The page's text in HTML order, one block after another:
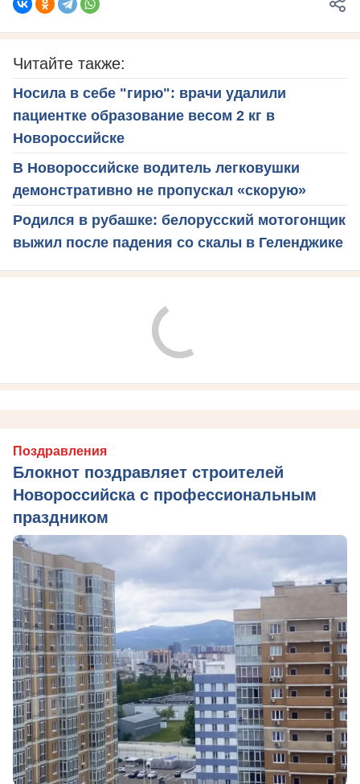
Читайте также:
Носила в себе "гирю": врачи удалили
пациентке образование весом 2 кг в
Новороссийске
В Новороссийске водитель легковушки
демонстративно не пропускал «скорую»
Родился в рубашке: белорусский мотогонщик
выжил после падения со скалы в Геленджике
Поздравления
Блокнот поздравляет строителей
Новороссийска с профессиональным
праздником